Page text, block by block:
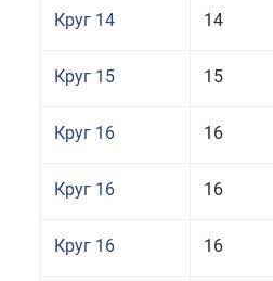
Круг 14 14
Круг 15 15
Круг 16 16
Круг 16 16
Круг 16 16